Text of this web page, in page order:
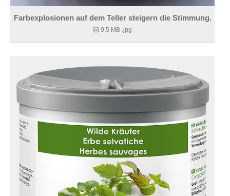
Farbexplosionen auf dem Teller steigern die Stimmung.
9,5 MB .jpg